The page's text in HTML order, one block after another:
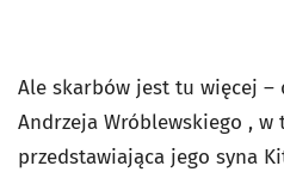
Ale skarbów jest tu więcej
Andrzeja Wróblewskiego , w
przedstawiająca jego syna